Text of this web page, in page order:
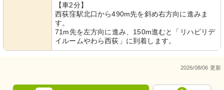
【車2分】
西荻窪駅北口から490m先を斜め右方向に進みま
す。
71m先を左方向に進み、150m進むと「リハビリデ
イルームやわら西荻」に到着します。
2026/08/06 更新